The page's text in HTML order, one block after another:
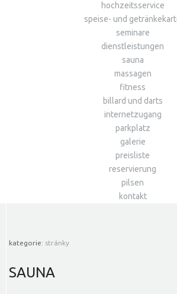
hochzeitsservice
speise- und
seminare
dienstleistungen
sauna
massagen
fitness
billard und darts
internetzugang
parkplatz
galerie
preisliste
reservierung
pilsen
kontakt
kategorie: stránky
SAUNA